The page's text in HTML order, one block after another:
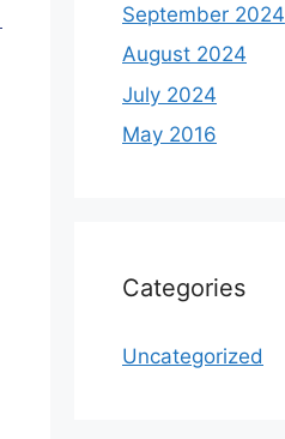
September 2024
August 2024
July 2024
May 2016
Categories
Uncategorized